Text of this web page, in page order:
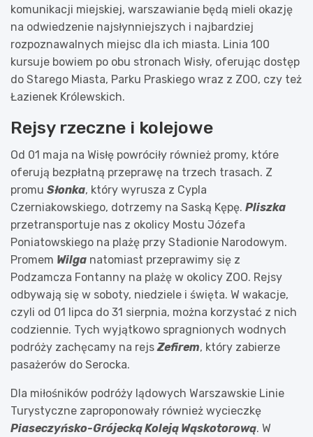
komunikacji miejskiej, warszawianie będą mieli okazję
na odwiedzenie najsłynniejszych i najbardziej
rozpoznawalnych miejsc dla ich miasta. Linia 100
kursuje bowiem po obu stronach Wisły, oferując dostęp
do Starego Miasta, Parku Praskiego wraz z ZOO, czy też
Łazienek Królewskich.
Rejsy rzeczne i kolejowe
Od 01 maja na Wisłę powróciły również promy, które
oferują bezpłatną przeprawę na trzech trasach. Z
promu Słonka, który wyrusza z Cypla
Czerniakowskiego, dotrzemy na Saską Kępę. Pliszka
przetransportuje nas z okolicy Mostu Józefa
Poniatowskiego na plażę przy Stadionie Narodowym.
Promem Wilga natomiast przeprawimy się z
Podzamcza Fontanny na plażę w okolicy ZOO. Rejsy
odbywają się w soboty, niedziele i święta. W wakacje,
czyli od 01 lipca do 31 sierpnia, można korzystać z nich
codziennie. Tych wyjątkowo spragnionych wodnych
podróży zachęcamy na rejsZefirem, który zabierze
pasażerów do Serocka.
Dla miłośników podróży lądowych Warszawskie Linie
Turystyczne zaproponowały również wycieczkę
Piaseczyńsko-Grójecką Koleją Wąskotorową. W